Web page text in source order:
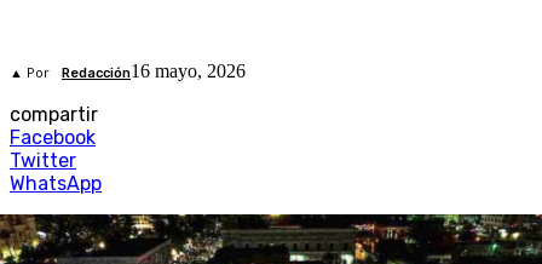
▲ Por Redacción16 mayo, 2026
compartir
Facebook
Twitter
WhatsApp